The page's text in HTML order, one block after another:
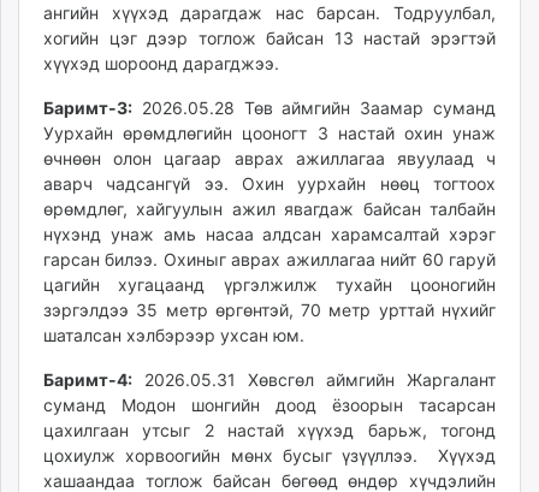
ангийн хүүхэд дарагдаж нас барсан. Тодруулбал,
хогийн цэг дээр тоглож байсан 13 настай эрэгтэй
хүүхэд шороонд дарагджээ.
Баримт-3: 2026.05.28 Төв аймгийн Заамар суманд
Уурхайн өрөмдлөгийн цооногт 3 настай охин унаж
өчнөөн олон цагаар аврах ажиллагаа явуулаад ч
аварч чадсангүй ээ. Охин уурхайн нөөц тогтоох
өрөмдлөг, хайгуулын ажил явагдаж байсан талбайн
нүхэнд унаж амь насаа алдсан харамсалтай хэрэг
гарсан билээ. Охиныг аврах ажиллагаа нийт 60 гаруй
цагийн хугацаанд үргэлжилж тухайн цооногийн
зэргэлдээ 35 метр өргөнтэй, 70 метр урттай нүхийг
шаталсан хэлбэрээр ухсан юм.
Баримт-4: 2026.05.31 Хөвсгөл аймгийн Жаргалант
суманд Модон шонгийн доод ёзоорын тасарсан
цахилгаан утсыг 2 настай хүүхэд барьж, тогонд
цохиулж хорвоогийн мөнх бусыг үзүүллээ. Хүүхэд
хашаандаа тоглож байсан бөгөөд өндөр хүчдэлийн